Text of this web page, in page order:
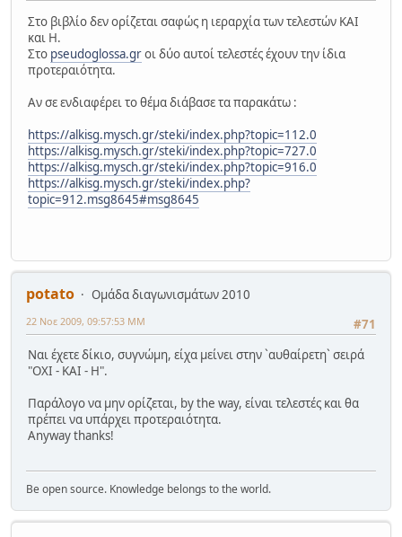
Στο βιβλίο δεν ορίζεται σαφώς η ιεραρχία των τελεστών ΚΑΙ
και Η.
Στο pseudoglossa.grοι δύο αυτοί τελεστές έχουν την ίδια
προτεραιότητα.
Αν σε ενδιαφέρει το θέμα διάβασε τα παρακάτω :
https://alkisg.mysch.gr/steki/index.php?topic=112.0
https://alkisg.mysch.gr/steki/index.php?topic=727.0
https://alkisg.mysch.gr/steki/index.php?topic=916.0
https://alkisg.mysch.gr/steki/index.php?
topic=912.msg8645#msg8645
potato
Ομάδα διαγωνισμάτων 2010
#71
22 Νοε 2009, 09:57:53 ΜΜ
Ναι έχετε δίκιο, συγνώμη, είχα μείνει στην `αυθαίρετη` σειρά
"ΟΧΙ - ΚΑΙ - Η".
Παράλογο να μην ορίζεται, by the way, είναι τελεστές και θα
πρέπει να υπάρχει προτεραιότητα.
Anyway thanks!
Be open source. Knowledge belongs to the world.